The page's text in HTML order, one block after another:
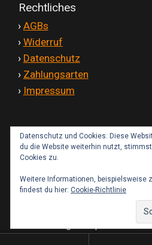
Rechtliches
› AGBs
› Widerruf
› Datenschutz
› Zahlungsarten
› Impressum
Kontakt
Datenschutz und Cookies: Diese
du die Website weiterhin nutzt,
Cookies zu.
Weitere Informationen, beispielsweise
findest du hier: Cookie-Richtlinie